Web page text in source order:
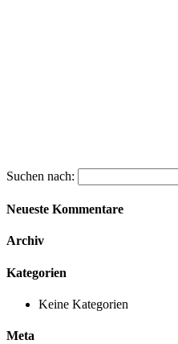
Suchen nach:
Neueste Kommentare
Archiv
Kategorien
Keine Kategorien
Meta